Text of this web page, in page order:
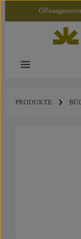
Zum Hauptinhalt
PRODUKTE